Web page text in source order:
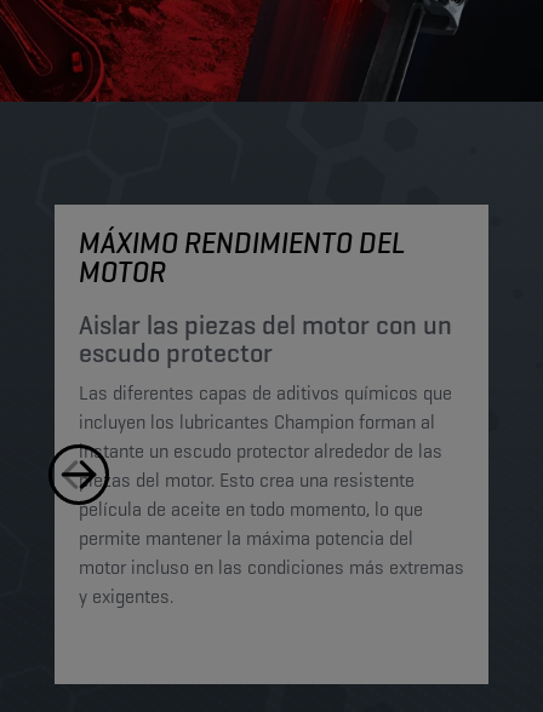
MÁXIMO RENDIMIENTO DEL
MOTOR
Aislar las piezas del motor con un
escudo protector
Las diferentes capas de aditivos químicos que
incluyen los lubricantes Champion forman al
instante un escudo protector alrededor de las
piezas del motor. Esto crea una resistente
película de aceite en todo momento, lo que
permite mantener la máxima potencia del
motor incluso en las condiciones más extremas
y exigentes.